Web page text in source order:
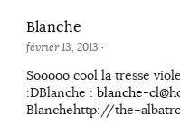
Blanche
février 13, 2013 ·
Sooooo cool la tresse
:DBlanche : blanche-
Blanchehttp://